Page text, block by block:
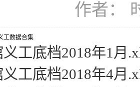
作者：
工数据合集
义工底档2018年1月
义工底档2018年4月